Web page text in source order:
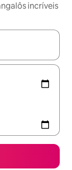
incríveis
explore-os